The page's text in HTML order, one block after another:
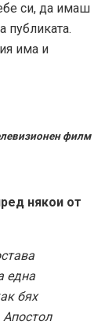
си, да имаш
публиката.
има и
филм
някои от
една
бях